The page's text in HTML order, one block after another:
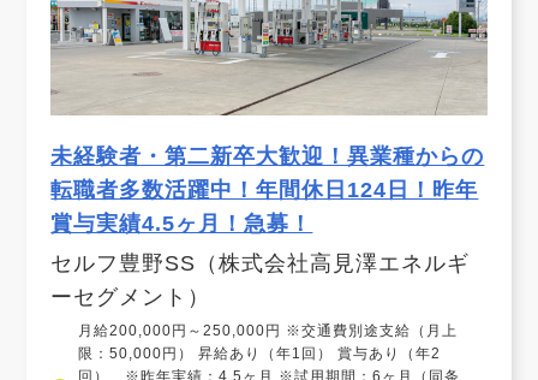
未経験者・第二新卒大歓迎！異業種からの
転職者多数活躍中！年間休日124日！昨年
賞与実績4.5ヶ月！急募！
セルフ豊野SS（株式会社高見澤エネルギ
ーセグメント）
月給200,000円～250,000円 ※交通費別途支給（月上
限：50,000円） 昇給あり（年1回） 賞与あり（年2
回） ※昨年実績：4.5ヶ月 ※試用期間：6ヶ月（同条